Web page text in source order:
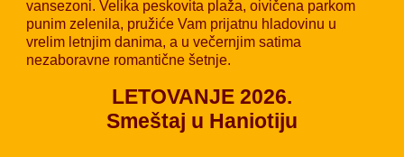
vansezoni. Velika peskovita plaža, oivičena parkom
punim zelenila, pružiće Vam prijatnu hladovinu u
vrelim letnjim danima, a u večernjim satima
nezaboravne romantične šetnje.
LETOVANJE 2026.
Smeštaj u Haniotiju